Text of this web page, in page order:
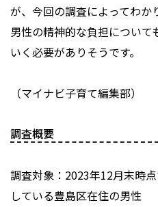
が、今回の調査によってわか
男性の精神的な負担について
いく必要がありそうです。
（マイナビ子育て編集部）
調査概要
調査対象：2023年12月末時
している豊島区在住の男性